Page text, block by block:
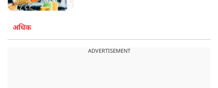
अधिक
ADVERTISEMENT